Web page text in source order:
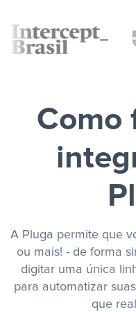
Como
A Pluga permite que
ou mais! - de forma
digitar uma única
para automatizar
que